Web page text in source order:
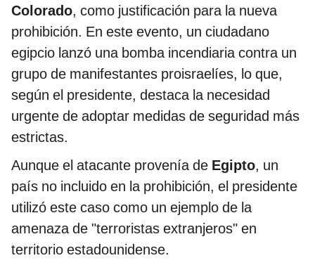
Colorado, como justificación para la nueva
prohibición. En este evento, un ciudadano
egipcio lanzó una bomba incendiaria contra un
grupo de manifestantes proisraelíes, lo que,
según el presidente, destaca la necesidad
urgente de adoptar medidas de seguridad más
estrictas.
Aunque el atacante provenía de Egipto, un
país no incluido en la prohibición, el presidente
utilizó este caso como un ejemplo de la
amenaza de "terroristas extranjeros" en
territorio estadounidense.